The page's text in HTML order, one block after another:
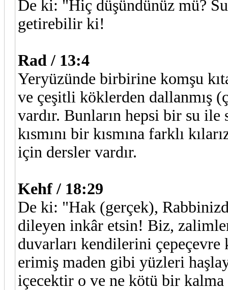
De ki: "Hiç düşündünüz mü?
getirebilir ki!
Rad / 13:4
Yeryüzünde birbirine komşu
ve çeşitli köklerden dallanmış
vardır. Bunların hepsi bir su
kısmını bir kısmına farklı
için dersler vardır.
Kehf / 18:29
De ki: "Hak (gerçek),
dileyen inkâr etsin! Biz,
duvarları kendilerini çepeçevre
erimiş maden gibi yüzleri
içecektir o ve ne kötü bir